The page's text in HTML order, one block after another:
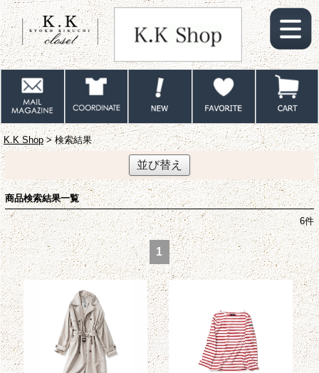
K.K Shop> 検索結果
並び替え
商品検索結果一覧
6件
1